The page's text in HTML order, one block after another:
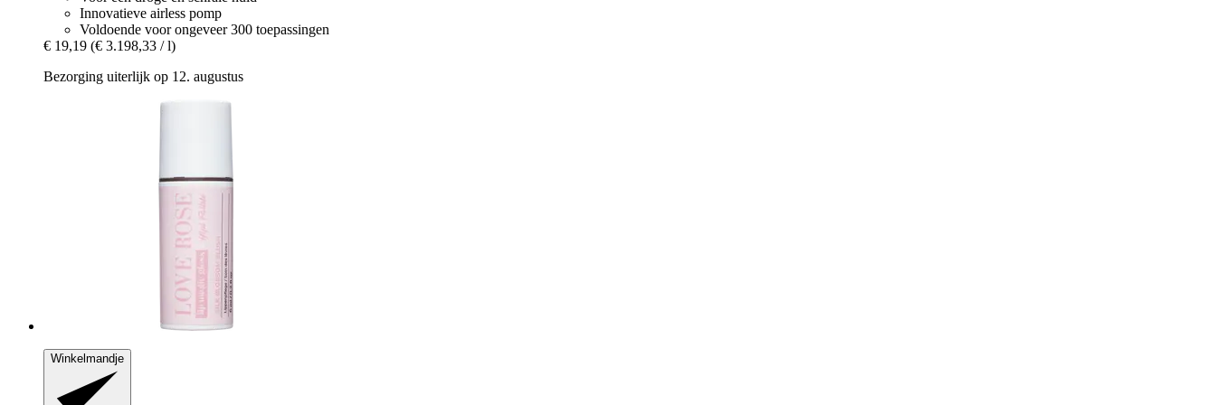
Innovatieve airless pomp
Voldoende voor ongeveer 300 toepassingen
€ 19,19 (€ 3.198,33 / l)
Bezorging uiterlijk op 12. augustus
Winkelmandje